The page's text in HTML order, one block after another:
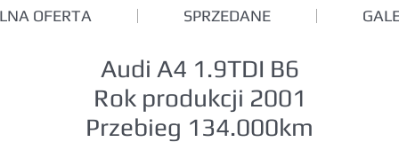
OFERTA SPRZEDANE
Audi A4 1.9TDI B6
Rok produkcji 2001
Przebieg 134.000km